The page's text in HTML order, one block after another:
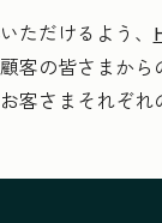
ただけるよう、
客の皆さまか
客さまそれぞ